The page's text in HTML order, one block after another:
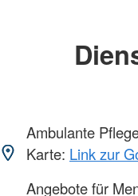
Ambulante
Karte: Link zur
Angebote für